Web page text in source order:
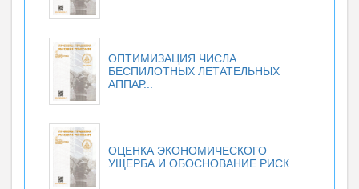
ОПТИМИЗАЦИЯ ЧИСЛА
БЕСПИЛОТНЫХ ЛЕТАТЕЛЬНЫХ
АППАР...
ОЦЕНКА ЭКОНОМИЧЕСКОГО
УЩЕРБА И ОБОСНОВАНИЕ РИСК...